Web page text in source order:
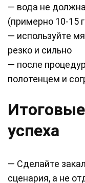
— вода не
(примерно 10-15
— используйте
резко и сильно
— после
полотенцем и
успеха
— Сделайте
сценария, а не